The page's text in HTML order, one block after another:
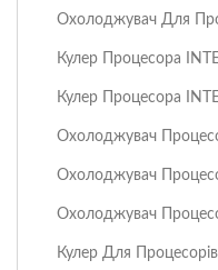
Охолоджувач Для
Кулер Процесора
Кулер Процесора
Охолоджувач
Охолоджувач
Охолоджувач
Кулер Для